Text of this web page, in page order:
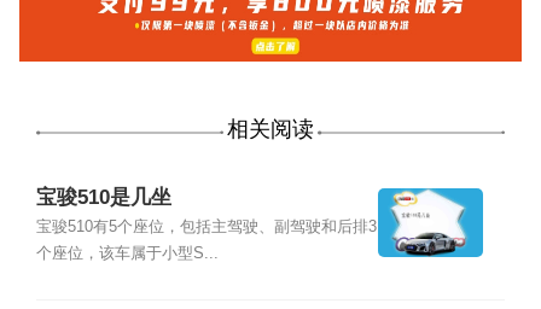
相关阅读
宝骏510是几坐
宝骏510有5个座位，包括主驾驶、副驾驶和后排3
个座位，该车属于小型S...